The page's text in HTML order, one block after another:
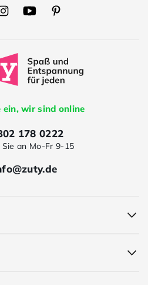
Zuty
Youtube
Zuty
Pinterest
ein, wir sind online
178 0222
an Mo-Fr 9-15